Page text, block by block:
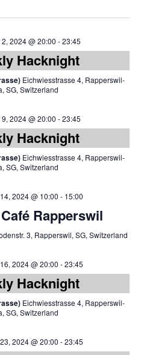
2024 @ 20:00 -23:45
Hacknight
Eichwiesstrasse 4, Rapperswil-
SG, Switzerland
2024 @ 20:00 -23:45
Hacknight
Eichwiesstrasse 4, Rapperswil-
SG, Switzerland
2024 @ 10:00 - 15:00
Rapperswil
3, Rapperswil, SG, Switzerland
2024 @ 20:00 -23:45
Hacknight
Eichwiesstrasse 4, Rapperswil-
SG, Switzerland
2024 @ 20:00 -23:45